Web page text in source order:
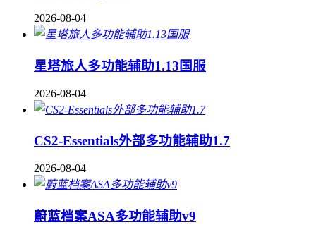
2026-08-04
星塔旅人多功能辅助1.13国服
2026-08-04
CS2-Essentials外部多功能辅助1.7
2026-08-04
蔚蓝档案ASA多功能辅助v9